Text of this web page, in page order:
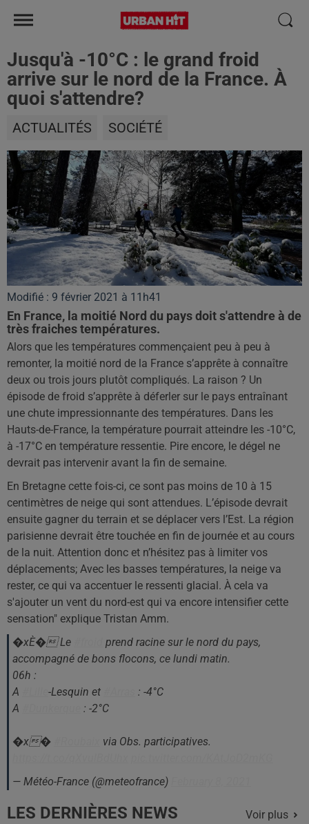
Jusqu'à -10°C : le grand froid
arrive sur le nord de la France. À
quoi s'attendre?
ACTUALITÉS SOCIÉTÉ
Modifié : 9 février 2021 à 11h41
En France, la moitié Nord du pays doit s'attendre à de
très fraiches températures.
Alors que les températures commençaient peu à peu à
remonter, la moitié nord de la France s’apprête à connaître
deux ou trois jours plutôt compliqués. La raison ? Un
épisode de froid s’apprête à déferler sur le pays entraînant
une chute impressionnante des températures. Dans les
Hauts-de-France, la température pourrait atteindre les -10°C,
à -17°C en température ressentie. Pire encore, le dégel ne
devrait pas intervenir avant la fin de semaine.
En Bretagne cette fois-ci, ce sont pas moins de 10 à 15
centimètres de neige qui sont attendues. L’épisode devrait
ensuite gagner du terrain et se déplacer vers l’Est. La région
parisienne devrait être touchée en fin de journée et au cours
de la nuit. Attention donc et n’hésitez pas à limiter vos
déplacements; Avec les basses températures, la neige va
rester, ce qui va accentuer le ressenti glacial. À cela va
s'ajouter un vent du nord-est qui va encore intensifier cette
sensation" explique Tristan Amm.
�xÈ�️ Le
prend racine sur le nord du pays,
accompagné de bons flocons, ce lundi matin.
06h :
A
-Lesquin et
: -4°C
A
: -2°C
�x�
via Obs. participatives.
— Météo-France (@meteofrance)
LES DERNIÈRES NEWS Voir plus